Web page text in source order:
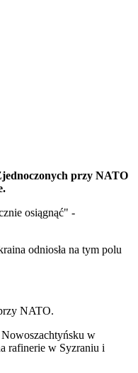
przy NATO
osiągnąć" -
odniosła na tym polu
NATO.
w
rafinerie w Syzraniu i